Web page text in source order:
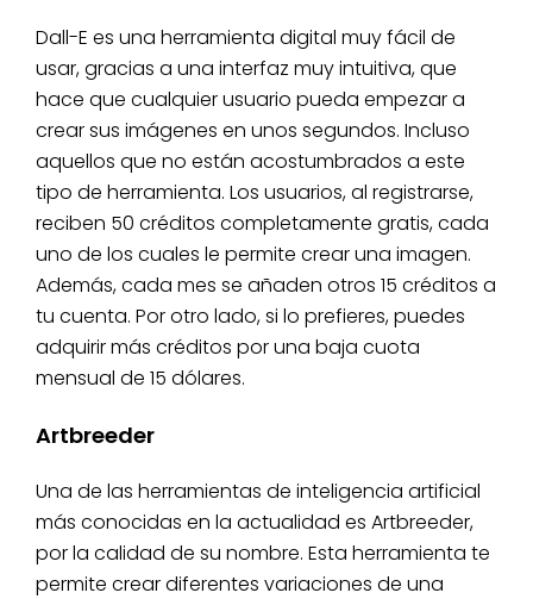
Dall-E es una herramienta digital muy fácil de
usar, gracias a una interfaz muy intuitiva, que
hace que cualquier usuario pueda empezar a
crear sus imágenes en unos segundos. Incluso
aquellos que no están acostumbrados a este
tipo de herramienta. Los usuarios, al registrarse,
reciben 50 créditos completamente gratis, cada
uno de los cuales le permite crear una imagen.
Además, cada mes se añaden otros 15 créditos a
tu cuenta. Por otro lado, si lo prefieres, puedes
adquirir más créditos por una baja cuota
mensual de 15 dólares.
Artbreeder
Una de las herramientas de inteligencia artificial
más conocidas en la actualidad es Artbreeder,
por la calidad de su nombre. Esta herramienta te
permite crear diferentes variaciones de una